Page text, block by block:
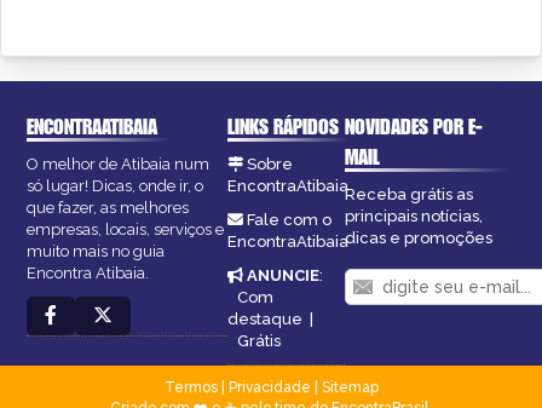
ENCONTRAATIBAIA
O melhor de Atibaia num
só lugar! Dicas, onde ir, o
que fazer, as melhores
empresas, locais, serviços e
muito mais no guia
Encontra Atibaia.
LINKS RÁPIDOS
Sobre
EncontraAtibaia
Fale com o
EncontraAtibaia
ANUNCIE:
Com
destaque |
Grátis
NOVIDADES POR E-
MAIL
Receba grátis as
principais notícias,
dicas e promoções
Termos| Privacidade
Sitemap